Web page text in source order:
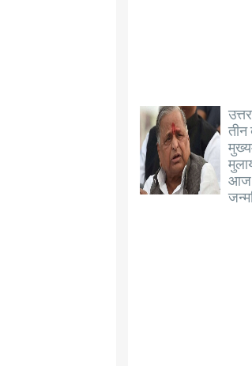
तीन
आज